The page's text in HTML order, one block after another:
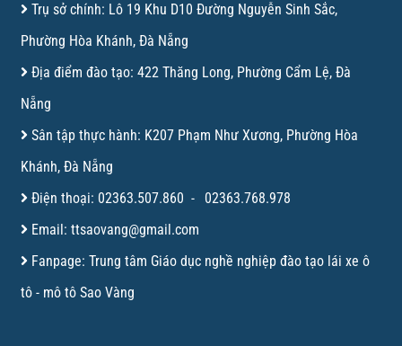
Trụ sở chính: Lô 19 Khu D10 Đường Nguyễn Sinh Sắc,
Phường Hòa Khánh, Đà Nẵng
Địa điểm đào tạo: 422 Thăng Long, Phường Cẩm Lệ, Đà
Nẵng
Sân tập thực hành: K207 Phạm Như Xương, Phường Hòa
Khánh, Đà Nẵng
Điện thoại: 02363.507.860 - 02363.768.978
Email: ttsaovang@gmail.com
Fanpage: Trung tâm Giáo dục nghề nghiệp đào tạo lái xe ô
tô - mô tô Sao Vàng